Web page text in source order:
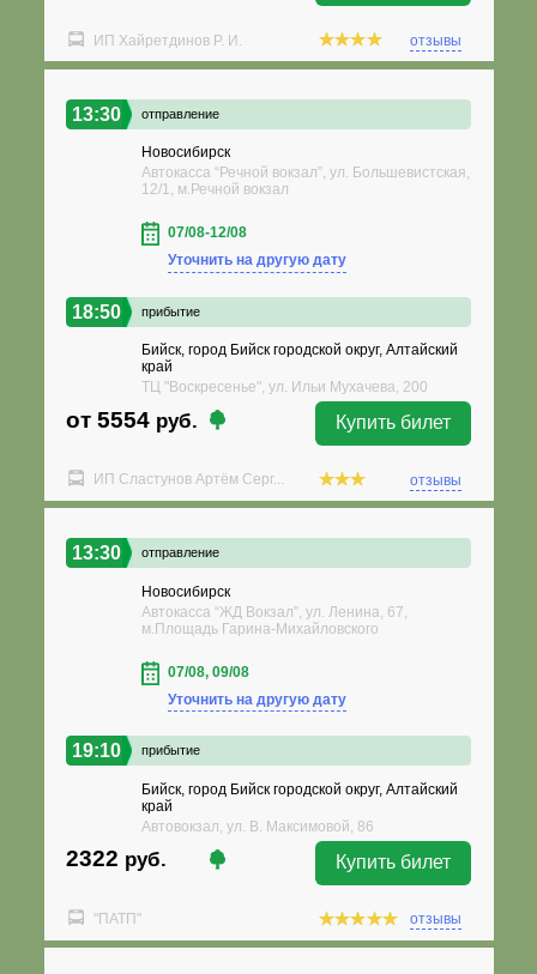
ИП Хайретдинов Р. И. отзывы
13:30 отправление
Новосибирск
Автокасса “Речной вокзал”, ул. Большевистская,
12/1, м.Речной вокзал
07/08-12/08
Уточнить на другую дату
18:50 прибытие
Бийск, город Бийск городской округ, Алтайский
край
ТЦ "Воскресенье", ул. Ильи Мухачева, 200
от 5554 руб. Купить билет
ИП Сластунов Артём Серг... отзывы
13:30 отправление
Новосибирск
Автокасса “ЖД Вокзал”, ул. Ленина, 67,
м.Площадь Гарина-Михайловского
07/08, 09/08
Уточнить на другую дату
19:10 прибытие
Бийск, город Бийск городской округ, Алтайский
край
Автовокзал, ул. В. Максимовой, 86
2322 руб. Купить билет
"ПАТП" отзывы